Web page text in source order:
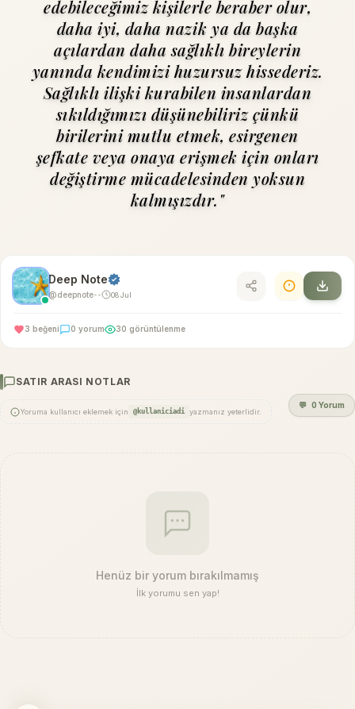
edebileceğimiz kişilerle beraber olur,
daha iyi, daha nazik ya da başka
açılardan daha sağlıklı bireylerin
yanında kendimizi hu­zursuz hissederiz.
Sağlıklı ilişki kurabilen insanlardan
sıkıldığımı­zı düşünebiliriz çünkü
birilerini mutlu etmek, esirgenen
şefkate veya onaya erişmek için onları
değiştirme mücadelesinden yoksun
kalmışızdır."
Deep Note
@deepnote• • 08 Jul
3 beğeni 0 yorum 30 görüntülenme
SATIR ARASI NOTLAR
Yoruma kullanıcı eklemek için @kullaniciadi yazmanız yeterlidir.
💬 0 Yorum
Henüz bir yorum bırakılmamış
İlk yorumu sen yap!